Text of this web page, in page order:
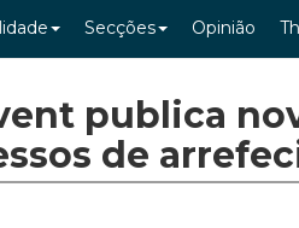
Secções Opinião
publica
de